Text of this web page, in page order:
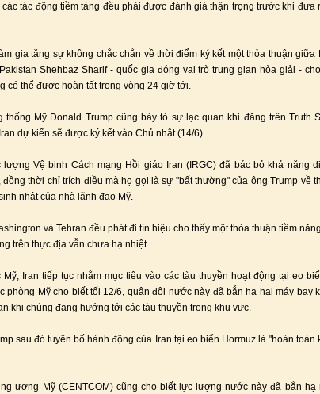
tác động tiềm tàng đều phải được đánh giá thận trọng trước khi đưa
gia tăng sự không chắc chắn về thời điểm ký kết một thỏa thuận giữa
Shehbaz Sharif - quốc gia đóng vai trò trung gian hòa giải -
có thể được hoàn tất trong vòng 24 giờ tới.
thống Mỹ Donald Trump cũng bày tỏ sự lạc quan khi đăng trên Truth
dự kiến sẽ được ký kết vào Chủ nhật (14/6).
lượng Vệ binh Cách mạng Hồi giáo Iran (IRGC) đã bác bỏ khả năng
đồng thời chỉ trích điều mà họ gọi là sự "bất thường" của ông Trump về
nhật của nhà lãnh đạo Mỹ.
và Tehran đều phát đi tín hiệu cho thấy một thỏa thuận tiềm
trên thực địa vẫn chưa hạ nhiệt.
Iran tiếp tục nhắm mục tiêu vào các tàu thuyền hoạt động tại eo
phòng Mỹ cho biết tối 12/6, quân đội nước này đã bắn hạ hai máy bay
khi chúng đang hướng tới các tàu thuyền trong khu vực.
sau đó tuyên bố hành động của Iran tại eo biển Hormuz là "hoàn toàn
ương Mỹ (CENTCOM) cũng cho biết lực lượng nước này đã bắn hạ